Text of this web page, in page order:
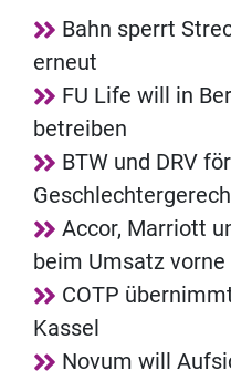
Bahn sperrt
erneut
FU Life will in
betreiben
BTW und DRV
Accor, Marriott
beim Umsatz vorne
COTP
Kassel
Novum will